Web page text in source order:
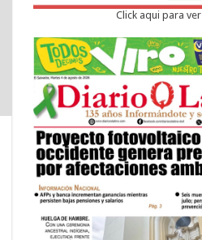
Click aqui para ver